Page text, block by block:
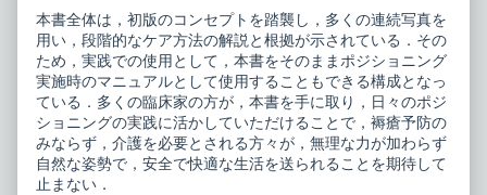
本書全体は，初版のコンセプトを踏襲し，多くの連続写真を
用い，段階的なケア方法の解説と根拠が示されている．その
ため，実践での使用として，本書をそのままポジショニング
実施時のマニュアルとして使用することもできる構成となっ
ている．多くの臨床家の方が，本書を手に取り，日々のポジ
ショニングの実践に活かしていただけることで，褥瘡予防の
みならず，介護を必要とされる方々が，無理な力が加わらず
自然な姿勢で，安全で快適な生活を送られることを期待して
止まない．